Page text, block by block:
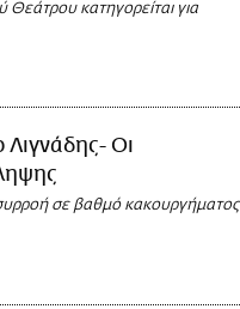
Θεάτρου κατηγορείται για
Λιγνάδης- Οι
σε βαθμό κακουργήματος